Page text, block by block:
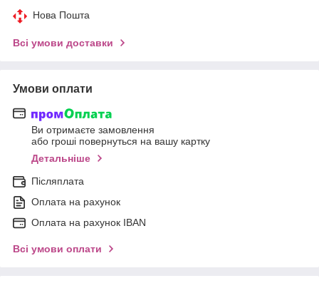
Нова Пошта
Всі умови доставки
Умови оплати
Ви отримаєте замовлення
або гроші повернуться на вашу картку
Детальніше
Післяплата
Оплата на рахунок
Оплата на рахунок IBAN
Всі умови оплати